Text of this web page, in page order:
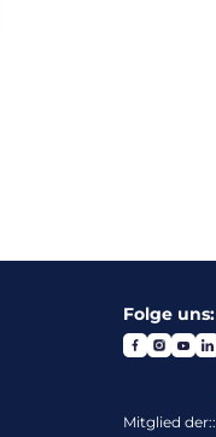
Folge uns:
Mitglied der::